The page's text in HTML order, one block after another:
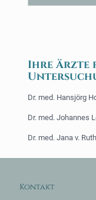
Ihre Ärzte
Dr. med. Hansjörg
Dr. med. Johannes
Dr. med. Jana v.
Kontakt